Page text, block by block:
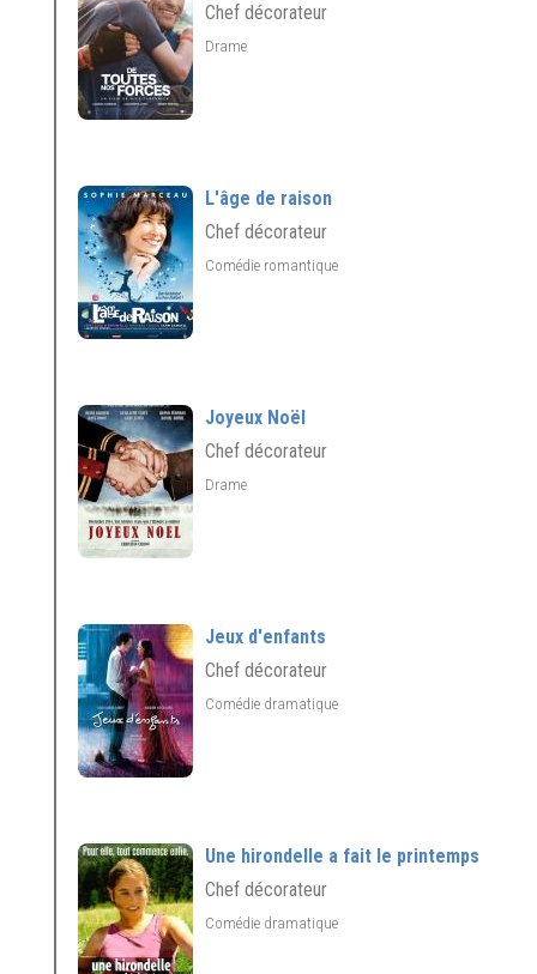
Chef décorateur
Drame
L'âge de raison
Chef décorateur
Comédie romantique
Joyeux Noël
Chef décorateur
Drame
Jeux d'enfants
Chef décorateur
Comédie dramatique
Une hirondelle a fait le printemps
Chef décorateur
Comédie dramatique